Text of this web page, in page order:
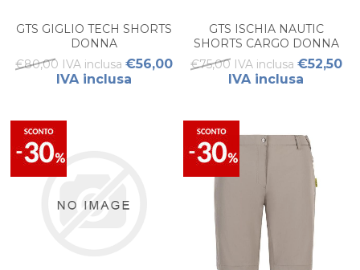
GTS GIGLIO TECH SHORTS
DONNA
€80,00 IVA inclusa €56,00
IVA inclusa
GTS ISCHIA NAUTIC
SHORTS CARGO DONNA
€75,00 IVA inclusa €52,50
IVA inclusa